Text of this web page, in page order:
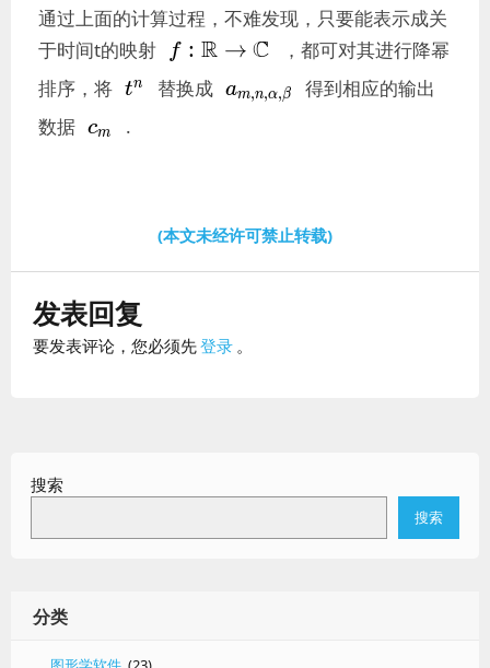
通过上面的计算过程，不难发现，只要能表示成关
于时间t的映射
f:\mathbb{R}\rightarrow
\mathbb{C}
f : R → C
，都可对其进行降幂
排序，将 t^n
tn 替换成 a_{m,n,\alpha,\beta}
am,n,α,β
得到相应的输出
数据 c_m
cm .
(本文未经许可禁止转载)
发表回复
要发表评论，您必须先登录 。
搜索
搜索
分类